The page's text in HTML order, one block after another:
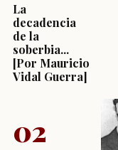
La
decadencia
de la
soberbia...
[Por Mauricio
Vidal Guerra]
02